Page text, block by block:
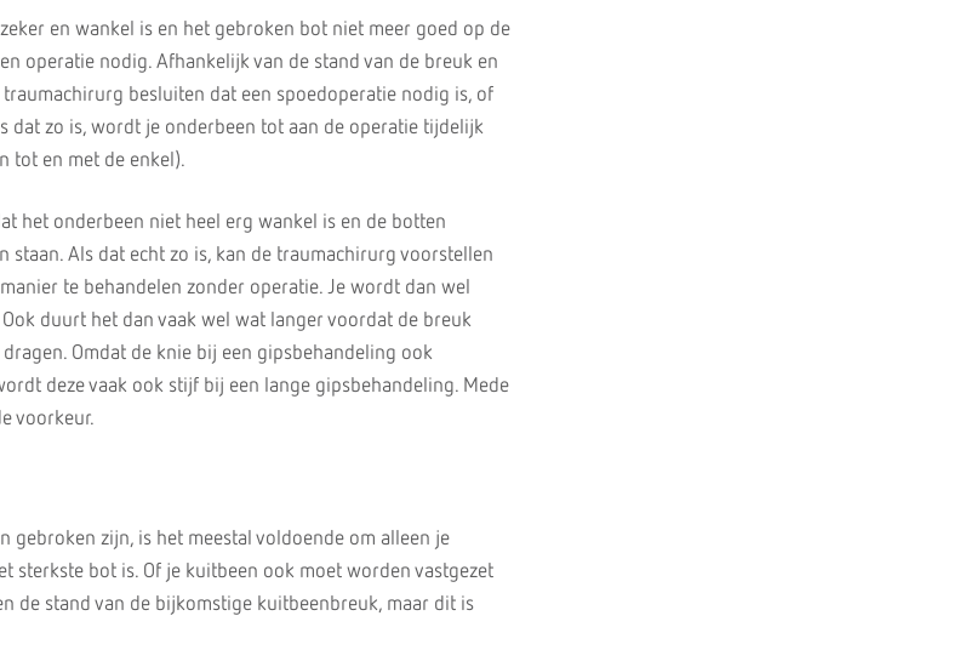
en wankel is en het gebroken bot niet meer goed op de
operatie nodig. Afhankelijk van de stand van de breuk en
besluiten dat een spoedoperatie nodig is, of
dat zo is, wordt je onderbeen tot aan de operatie tijdelijk
tot en met de enkel).
het onderbeen niet heel erg wankel is en de botten
staan. Als dat echt zo is, kan de traumachirurg voorstellen
te behandelen zonder operatie. Je wordt dan wel
duurt het dan vaak wel wat langer voordat de breuk
Omdat de knie bij een gipsbehandeling ook
deze vaak ook stijf bij een lange gipsbehandeling. Mede
voorkeur.
gebroken zijn, is het meestal voldoende om alleen je
sterkste bot is. Of je kuitbeen ook moet worden vastgezet
de stand van de bijkomstige kuitbeenbreuk, maar dit is